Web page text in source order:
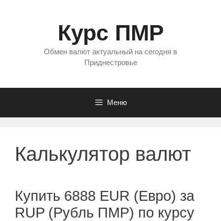
Курс ПМР
Обмен валют актуальный на сегодня в
Приднестровье
Меню
Калькулятор валют
Купить 6888 EUR (Евро) за
RUP (Рубль ПМР) по курсу